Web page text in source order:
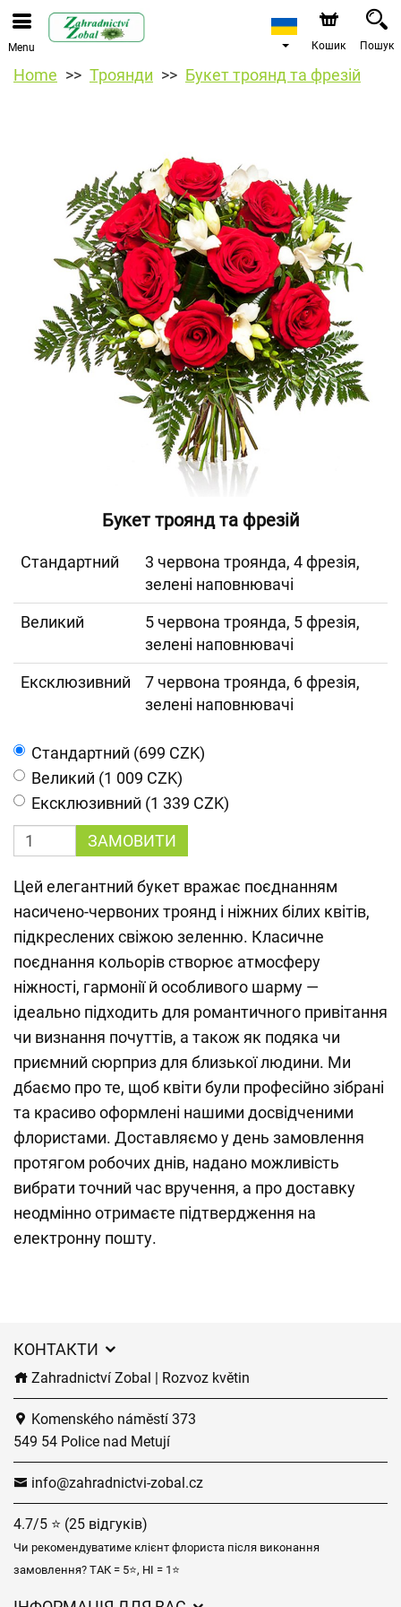
Menu Кошик Пошук
Home Троянди Букет троянд та фрезій
Букет троянд та фрезій
Cтандартний
3 червона троянда, 4 фрезія,
зелені наповнювачі
Великий
5 червона троянда, 5 фрезія,
зелені наповнювачі
Ексклюзивний
7 червона троянда, 6 фрезія,
зелені наповнювачі
Cтандартний (699 CZK)
Великий (1 009 CZK)
Ексклюзивний (1 339 CZK)
ЗАМОВИТИ
Цей елегантний букет вражає поєднанням
насичено-червоних троянд і ніжних білих квітів,
підкреслених свіжою зеленню. Класичне
поєднання кольорів створює атмосферу
ніжності, гармонії й особливого шарму —
ідеально підходить для романтичного привітання
чи визнання почуттів, а також як подяка чи
приємний сюрприз для близької людини. Ми
дбаємо про те, щоб квіти були професійно зібрані
та красиво оформлені нашими досвідченими
флористами. Доставляємо у день замовлення
протягом робочих днів, надано можливість
вибрати точний час вручення, а про доставку
неодмінно отримаєте підтвердження на
електронну пошту.
КОНТАКТИ
Zahradnictví Zobal | Rozvoz květin
Komenského náměstí 373
549 54 Police nad Metují
info@zahradnictvi-zobal.cz
4.7/5 ⭐ (25 відгуків)
Чи рекомендуватиме клієнт флориста після виконання
замовлення? ТАК = 5⭐, НІ = 1⭐